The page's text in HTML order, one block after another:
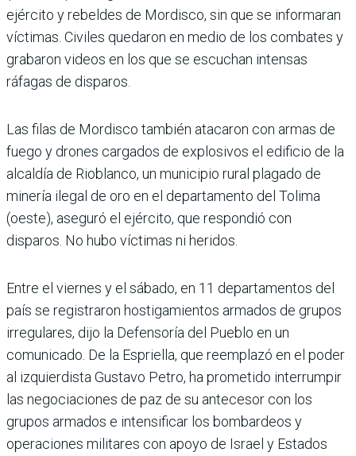
ejército y rebeldes de Mordisco, sin que se informaran
víctimas. Civiles quedaron en medio de los combates y
grabaron videos en los que se escuchan intensas
ráfagas de disparos.
Las filas de Mordisco también atacaron con armas de
fuego y drones cargados de explosivos el edificio de la
alcaldía de Rioblanco, un municipio rural plagado de
minería ilegal de oro en el departamento del Tolima
(oeste), aseguró el ejército, que respondió con
disparos. No hubo víctimas ni heridos.
Entre el viernes y el sábado, en 11 departamentos del
país se registraron hostigamientos armados de grupos
irregulares, dijo la Defensoría del Pueblo en un
comunicado. De la Espriella, que reemplazó en el poder
al izquierdista Gustavo Petro, ha prometido interrumpir
las negociaciones de paz de su antecesor con los
grupos armados e intensificar los bombardeos y
operaciones militares con apoyo de Israel y Estados